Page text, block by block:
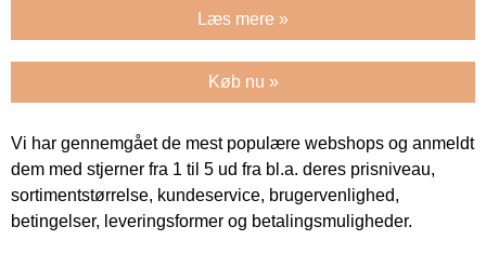
Læs mere »
Køb nu »
Vi har gennemgået de mest populære webshops og anmeldt
dem med stjerner fra 1 til 5 ud fra bl.a. deres prisniveau,
sortimentstørrelse, kundeservice, brugervenlighed,
betingelser, leveringsformer og betalingsmuligheder.